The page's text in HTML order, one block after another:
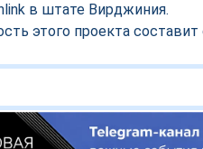
в штате Вирджиния.
этого проекта